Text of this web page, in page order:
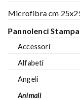
Microfibra cm
Pannolenci
Accessori
Alfabeti
Angeli
Animali